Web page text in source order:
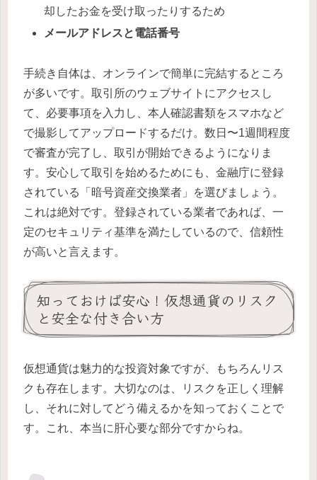
却したお金を受け取ったりするため
メールアドレスと電話番号
手続き自体は、オンラインで簡単に完結するところ
が多いです。取引所のウェブサイトにアクセスし
て、必要事項を入力し、本人確認書類をスマホなど
で撮影してアップロードするだけ。数日〜1週間程度
で審査が完了し、取引が開始できるようになりま
す。安心して取引を始めるためにも、金融庁に登録
されている「暗号資産交換業者」を選びましょう。
これは絶対です。登録されている業者であれば、一
定のセキュリティ基準を満たしているので、信頼性
が高いと言えます。
知っておけば安心！仮想通貨のリスク
と安全な付き合い方
仮想通貨は魅力的な投資対象ですが、もちろんリス
クも存在します。大切なのは、リスクを正しく理解
し、それに対してどう備えるかを知っておくことで
す。これ、本当に肝心要な部分ですからね。